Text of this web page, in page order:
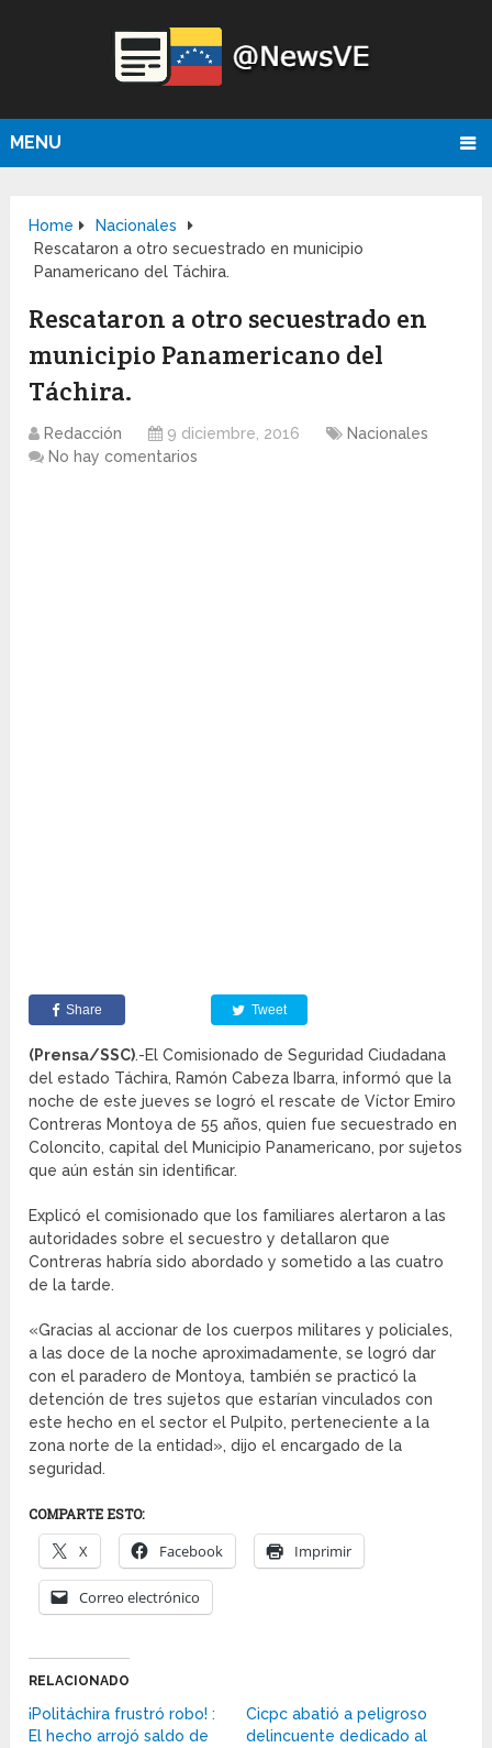
MENU
Home
Nacionales
Rescataron a otro secuestrado en municipio
Panamericano del Táchira.
Rescataron a otro secuestrado en
municipio Panamericano del
Táchira.
Redacción 9 diciembre, 2016
Nacionales
No hay comentarios
Share Tweet
(Prensa/SSC).-El Comisionado de Seguridad Ciudadana
del estado Táchira, Ramón Cabeza Ibarra, informó que la
noche de este jueves se logró el rescate de Víctor Emiro
Contreras Montoya de 55 años, quien fue secuestrado en
Coloncito, capital del Municipio Panamericano, por sujetos
que aún están sin identificar.
Explicó el comisionado que los familiares alertaron a las
autoridades sobre el secuestro y detallaron que
Contreras habría sido abordado y sometido a las cuatro
de la tarde.
«Gracias al accionar de los cuerpos militares y policiales,
a las doce de la noche aproximadamente, se logró dar
con el paradero de Montoya, también se practicó la
detención de tres sujetos que estarían vinculados con
este hecho en el sector el Pulpito, perteneciente a la
zona norte de la entidad», dijo el encargado de la
seguridad.
COMPARTE ESTO:
X Facebook Imprimir
Correo electrónico
RELACIONADO
¡Politáchira frustró robo! :
El hecho arrojó saldo de
Cicpc abatió a peligroso
delincuente dedicado al